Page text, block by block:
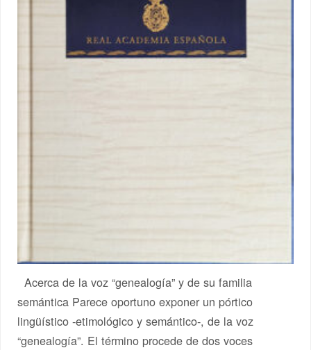
Acerca de la voz “genealogía” y de su familia
semántica Parece oportuno exponer un pórtico
lingüístico -etimológico y semántico-, de la voz
“genealogía”. El término procede de dos voces